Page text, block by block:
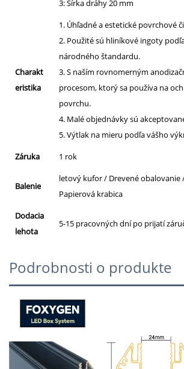
3: Šírka dráhy 20 mm
Charakt
eristika
1. Úhľadné a estetické povrchové
2. Použité sú hliníkové ingoty
národného štandardu.
3. S naším rovnomerným
procesom, ktorý sa používa na
povrchu.
4. Malé objednávky sú
5. Výtlak na mieru podľa vášho
Záruka
1 rok
Balenie
letový kufor / Drevené obalovanie
Papierová krabica
Dodacia
lehota
5-15 pracovných dní po prijatí
Podrobnosti o produkte